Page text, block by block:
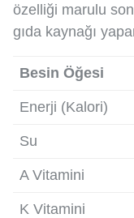
özelliği marulu
gıda kaynağı
Besin Öğesi
Enerji (Kalori)
Su
A Vitamini
K Vitamini